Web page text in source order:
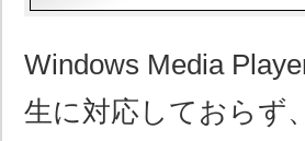
Windows Media
生に対応しておらず